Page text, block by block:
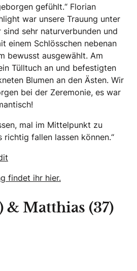
gefühlt.“ Florian
war unsere Trauung unter
sehr naturverbunden und
einem Schlösschen nebenan
bewusst ausgewählt. Am
Tülltuch an und befestigten
Blumen an den Ästen. Wir
bei der Zeremonie, es war
mal im Mittelpunkt zu
richtig fallen lassen können.“
findet ihr hier.
& Matthias (37)